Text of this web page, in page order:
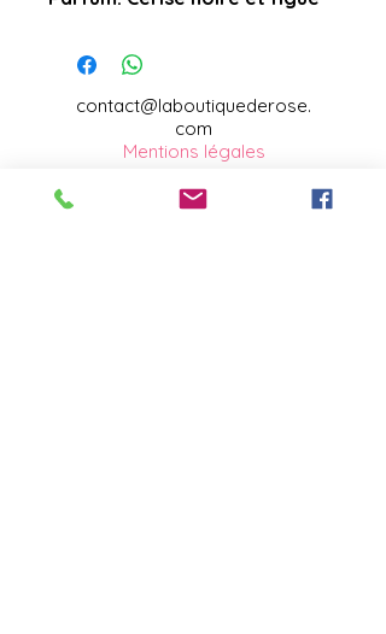
contact@laboutiquederose.
com
Mentions légales
--